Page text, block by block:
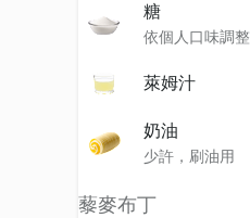
糖
依個人口味調整
萊姆汁
奶油
少許，刷油用
藜麥布丁